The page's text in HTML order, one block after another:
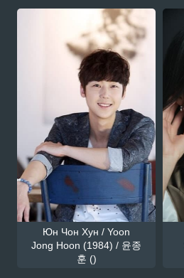
Юн Чон Хун / Yoon
Jong Hoon (1984) / 윤종
훈 ()